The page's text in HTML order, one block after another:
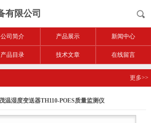
有限公司
公司简介 产品展示 新闻中心
产品目录 技术文章 在线留言
更多>>
温湿度变送器TH110-POES质量监测仪